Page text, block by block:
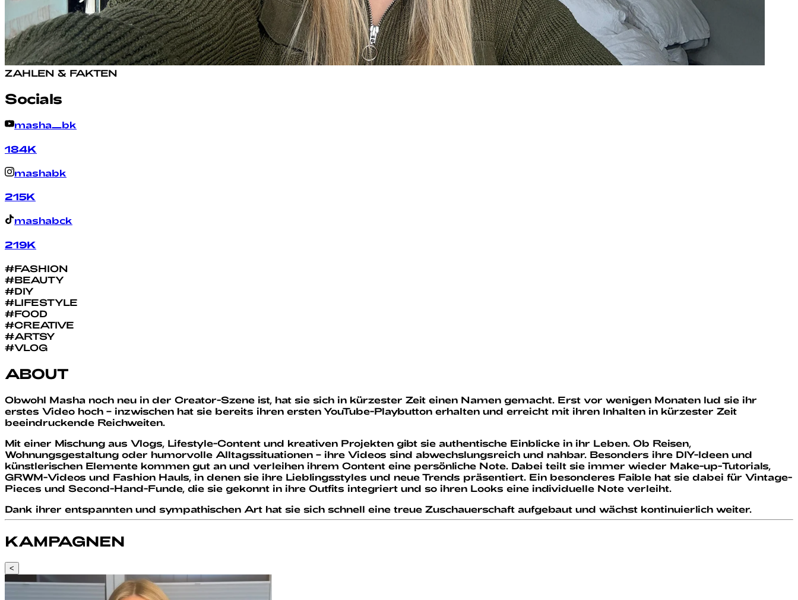
ZAHLEN & FAKTEN
Socials
masha_bk
184K
mashabk
215K
mashabck
219K
#FASHION
#BEAUTY
#DIY
#LIFESTYLE
#FOOD
#CREATIVE
#ARTSY
#VLOG
ABOUT
Obwohl Masha noch neu in der Creator-Szene ist, hat sie sich in kürzester Zeit einen Namen gemacht. Erst vor wenigen Monaten lud sie ihr
erstes Video hoch – inzwischen hat sie bereits ihren ersten YouTube-Playbutton erhalten und erreicht mit ihren Inhalten in kürzester Zeit
beeindruckende Reichweiten.
Mit einer Mischung aus Vlogs, Lifestyle-Content und kreativen Projekten gibt sie authentische Einblicke in ihr Leben. Ob Reisen,
Wohnungsgestaltung oder humorvolle Alltagssituationen – ihre Videos sind abwechslungsreich und nahbar. Besonders ihre DIY-Ideen und
künstlerischen Elemente kommen gut an und verleihen ihrem Content eine persönliche Note. Dabei teilt sie immer wieder Make-up-Tutorials,
GRWM-Videos und Fashion Hauls, in denen sie ihre Lieblingsstyles und neue Trends präsentiert. Ein besonderes Faible hat sie dabei für Vintage-
Pieces und Second-Hand-Funde, die sie gekonnt in ihre Outfits integriert und so ihren Looks eine individuelle Note verleiht.
Dank ihrer entspannten und sympathischen Art hat sie sich schnell eine treue Zuschauerschaft aufgebaut und wächst kontinuierlich weiter.
KAMPAGNEN
<